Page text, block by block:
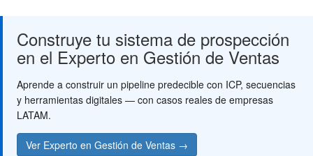
Construye tu sistema de prospección
en el Experto en Gestión de Ventas
Aprende a construir un pipeline predecible con ICP, secuencias
y herramientas digitales — con casos reales de empresas
LATAM.
Ver Experto en Gestión de Ventas →